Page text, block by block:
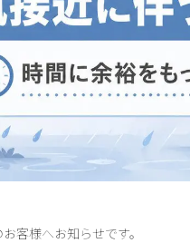
客様へお知らせです。